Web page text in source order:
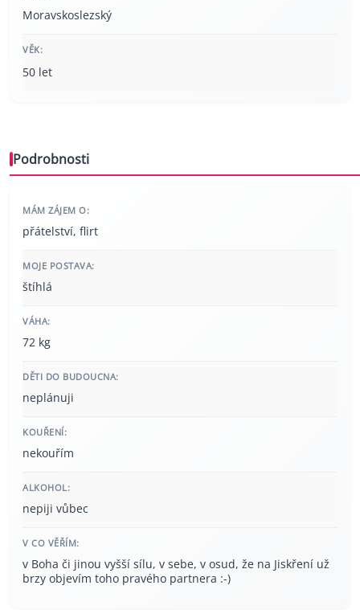
Moravskoslezský
VĚK:
50 let
Podrobnosti
MÁM ZÁJEM O:
přátelství, flirt
MOJE POSTAVA:
štíhlá
VÁHA:
72 kg
DĚTI DO BUDOUCNA:
neplánuji
KOUŘENÍ:
nekouřím
ALKOHOL:
nepiji vůbec
V CO VĚŘÍM:
v Boha či jinou vyšší sílu, v sebe, v osud, že na Jiskření už
brzy objevím toho pravého partnera :-)